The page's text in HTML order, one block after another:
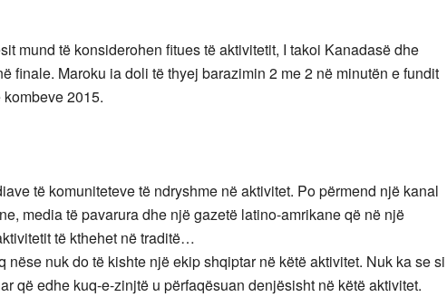
mund të konsiderohen fitues të aktivitetit, I takoi Kanadasë dhe
finale. Maroku ia doli të thyej barazimin 2 me 2 në minutën e fundit
2015.
të komuniteteve të ndryshme në aktivitet. Po përmend një kanal
media të pavarura dhe një gazetë latino-amrikane që në një
të kthehet në traditë…
nëse nuk do të kishte një ekip shqiptar në këtë aktivitet. Nuk ka se si
që edhe kuq-e-zinjtë u përfaqësuan denjësisht në këtë aktivitet.